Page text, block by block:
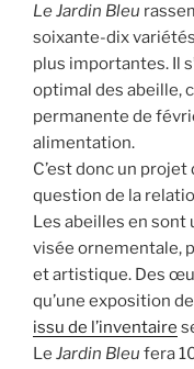
Le Jardin Bleu
soixante-dix
plus importantes. Il
optimal des abeille,
permanente de
alimentation.
C’est donc un
question de la
Les abeilles en sont
visée ornementale,
et artistique. Des
qu’une exposition
issu de l’inventaire
Le Jardin Bleu fera